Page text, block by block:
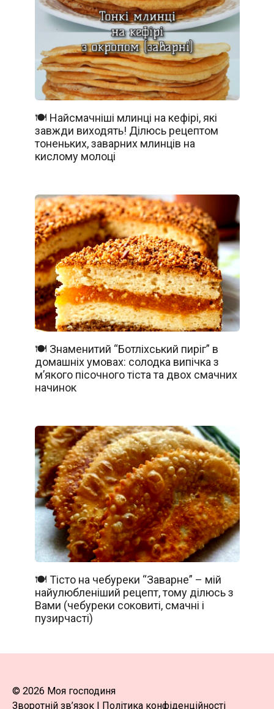
🍽️ Найсмачніші млинці на кефірі, які
завжди виходять! Ділюсь рецептом
тоненьких, заварних млинців на
кислому молоці
🍽️ Знаменитий “Ботліхський пиріг” в
домашніх умовах: солодка випічка з
м’якого пісочного тіста та двох смачних
начинок
🍽️ Тісто на чебуреки “Заварне” – мій
найулюбленіший рецепт, тому ділюсь з
Вами (чебуреки соковиті, смачні і
пузирчасті)
© 2026 Моя господиня
Зворотній зв’язок
Політика конфіденційності